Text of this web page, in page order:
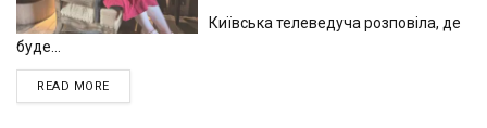
Київська телеведуча розповіла, де
буде...
READ MOREDETAILS